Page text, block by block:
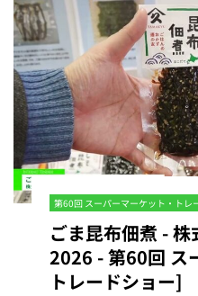
第60回 スーパーマーケット・トレ
ごま昆布佃煮 -
2026 - 第60回 ス
トレードショー]